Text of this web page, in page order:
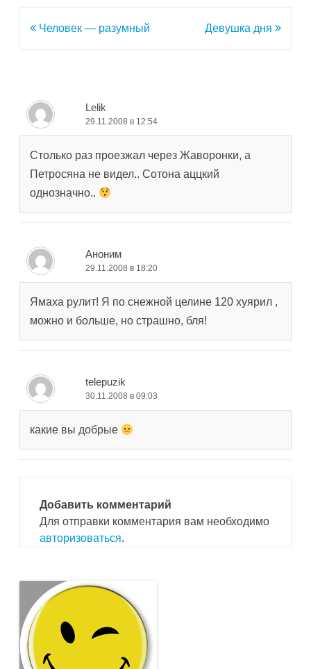
Навигация
Человек — разумный Девушка дня
Lelik
29.11.2008 в 12:54
Столько раз проезжал через Жаворонки, а
Петросяна не видел.. Сотона аццкий
однозначно..
Аноним
29.11.2008 в 18:20
Ямаха рулит! Я по снежной целине 120 хуярил ,
можно и больше, но страшно, бля!
telepuzik
30.11.2008 в 09:03
какие вы добрые
Добавить комментарий
Для отправки комментария вам необходимо
авторизоваться.